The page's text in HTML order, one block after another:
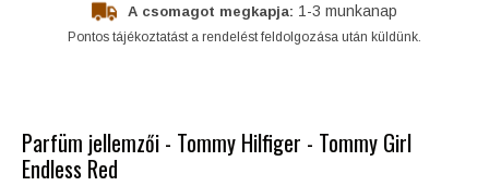
A csomagot megkapja: 1-3 munkanap
Pontos tájékoztatást a rendelést feldolgozása után küldünk.
Parfüm jellemzői - Tommy Hilfiger - Tommy Girl
Endless Red